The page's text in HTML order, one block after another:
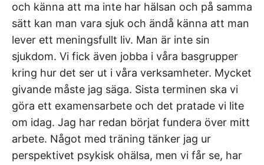
och känna att ma inte har hälsan och på samma
sätt kan man vara sjuk och ändå känna att man
lever ett meningsfullt liv. Man är inte sin
sjukdom. Vi fick även jobba i våra basgrupper
kring hur det ser ut i våra verksamheter. Mycket
givande måste jag säga. Sista terminen ska vi
göra ett examensarbete och det pratade vi lite
om idag. Jag har redan börjat fundera över mitt
arbete. Något med träning tänker jag ur
perspektivet psykisk ohälsa, men vi får se, har